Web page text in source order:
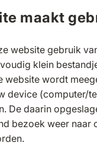
maakt
website gebruik
klein
website wordt
device (computer/
De daarin
bezoek weer naar
Garden Collections
tuintafel 220 x 100 cm